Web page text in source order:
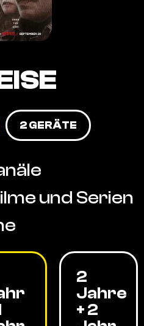
2 GERÄTE
und Serien
2
Jahre
+ 2